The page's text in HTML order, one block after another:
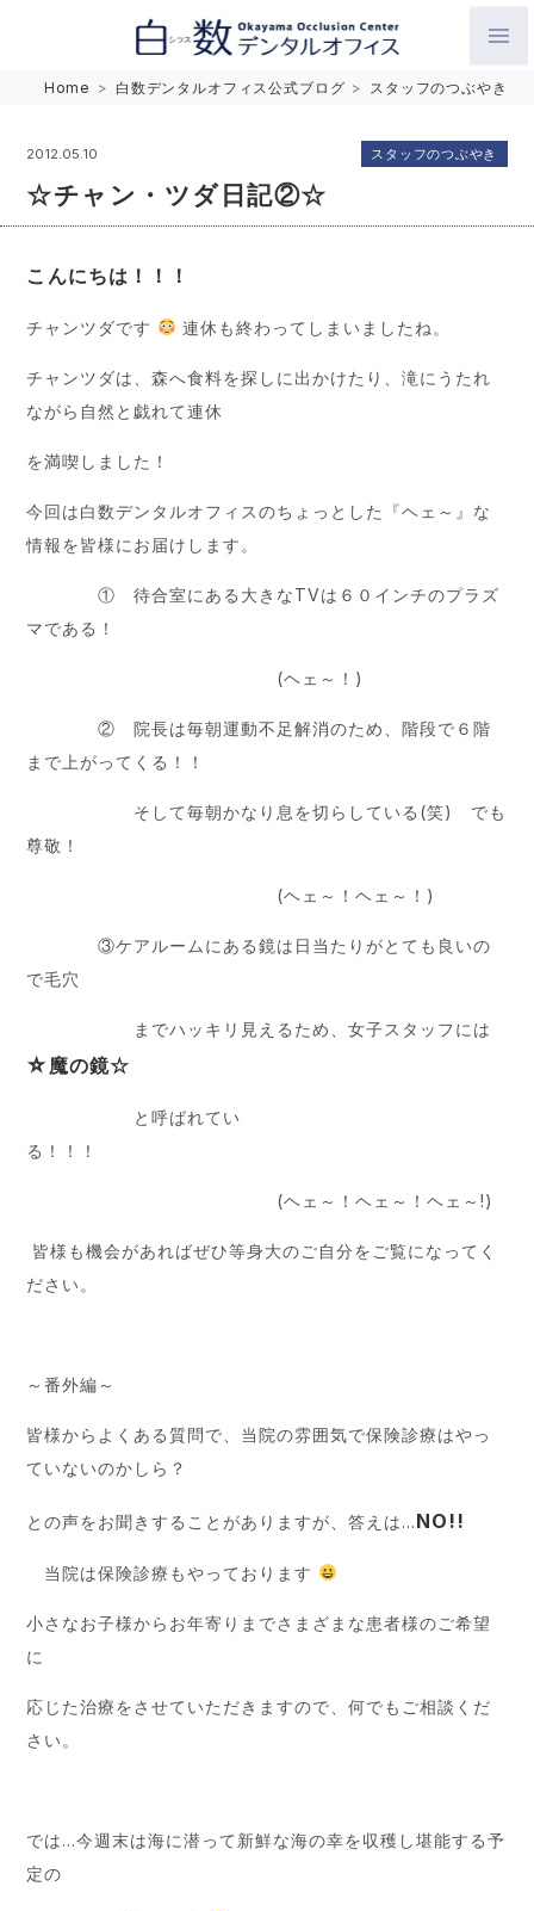
Home > 白数デンタルオフィス公式ブログ > スタッフのつぶやき
2012.05.10
☆チャン・ツダ日記②☆
スタッフのつぶやき
こんにちは！！！
チャンツダです 連休も終わってしまいましたね。
チャンツダは、森へ食料を探しに出かけたり、滝にうたれ
ながら自然と戯れて連休
を満喫しました！
今回は白数デンタルオフィスのちょっとした『ヘェ～』な
情報を皆様にお届けします。
① 待合室にある大きなTVは６０インチのプラズ
マである！
(ヘェ～！)
② 院長は毎朝運動不足解消のため、階段で６階
まで上がってくる！！
そして毎朝かなり息を切らしている(笑) でも
尊敬！
(ヘェ～！ヘェ～！)
③ケアルームにある鏡は日当たりがとても良いの
で毛穴
までハッキリ見えるため、女子スタッフには
☆魔の鏡☆
と呼ばれてい
る！！！
(ヘェ～！ヘェ～！ヘェ～!)
皆様も機会があればぜひ等身大のご自分をご覧になってく
ださい。
～番外編～
皆様からよくある質問で、当院の雰囲気で保険診療はやっ
ていないのかしら？
との声をお聞きすることがありますが、答えは…NO!!
当院は保険診療もやっております
小さなお子様からお年寄りまでさまざまな患者様のご希望
に
応じた治療をさせていただきますので、何でもご相談くだ
さい。
では…今週末は海に潜って新鮮な海の幸を収穫し堪能する予
定の